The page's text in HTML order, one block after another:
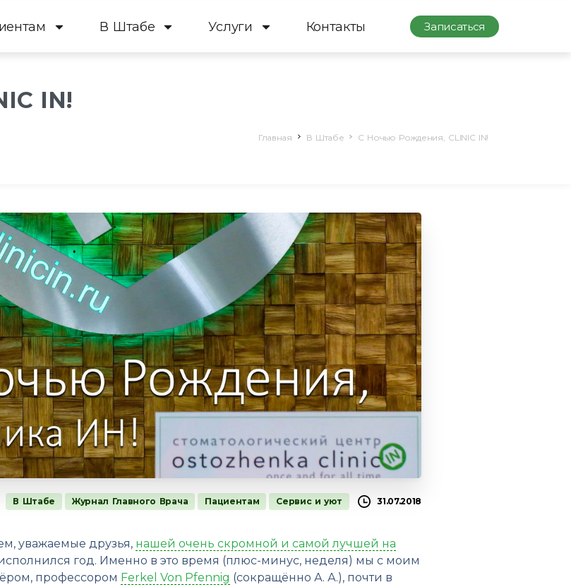
В Штабе Услуги Контакты Записаться
IN!
Главная В Штабе C Ночью Рождения, CLINIC IN!
В Штабе Журнал Главного Врача Пациентам Сервис и уют 31.07.2018
уважаемые друзья, нашей очень скромной и самой лучшей на
год. Именно в это время (плюс-минус, неделя) мы с моим
профессором Ferkel Von Pfennig (сокращённо А. А.), почти в